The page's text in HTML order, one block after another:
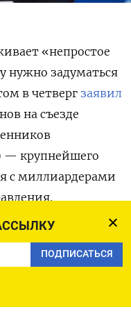
ПОДПИСАТЬСЯ
«непростое
нужно задуматься
в четверг заявил
на съезде
— крупнейшего
с миллиардерами
надо
издержек,